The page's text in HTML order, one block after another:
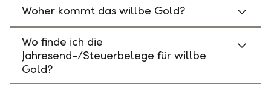
Woher kommt das willbe Gold?
Wo finde ich die
Jahresend-/Steuerbelege für willbe
Gold?